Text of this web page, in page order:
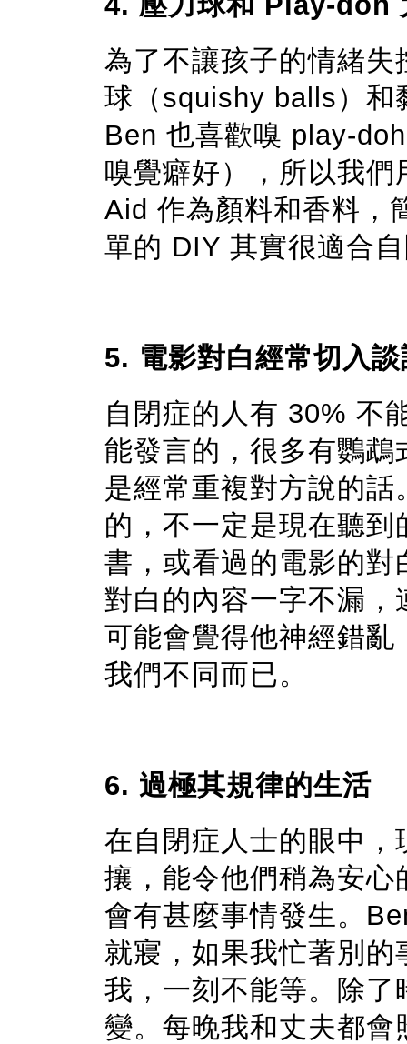
為了不讓孩子的情緒
球（squishy balls）和
Ben 也喜歡嗅 play-
嗅覺癖好），所以我
Aid 作為顏料和香料，
單的 DIY 其實很適合
5. 電影對白經常切入
自閉症的人有 30% 不
能發言的，很多有鸚
是經常重複對方說的
的，不一定是現在聽
書，或看過的電影的
對白的內容一字不漏
可能會覺得他神經錯
我們不同而已。
6. 過極其規律的生活
在自閉症人士的眼中
攘，能令他們稍為安
會有甚麼事情發生。
就寢，如果我忙著別
我，一刻不能等。除
變。每晚我和丈夫都